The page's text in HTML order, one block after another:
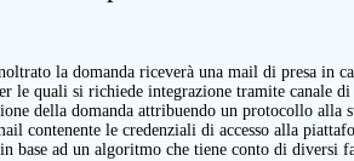
la domanda riceverà una mail di presa in
le quali si richiede integrazione tramite canale
della domanda attribuendo un protocollo alla
contenente le credenziali di accesso alla
base ad un algoritmo che tiene conto di diversi